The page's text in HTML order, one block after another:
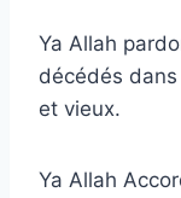
Ya Allah
décédés
et vieux.
Ya Allah